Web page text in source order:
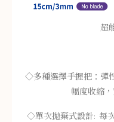
超
◇多種選擇手握把：彈
幅度收縮
◇單次拋棄式設計: 每